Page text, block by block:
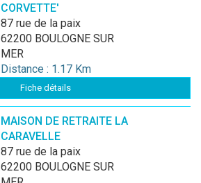
CORVETTE'
87 rue de la paix
62200 BOULOGNE SUR
MER
Distance : 1.17 Km
Fiche détails
MAISON DE RETRAITE LA
CARAVELLE
87 rue de la paix
62200 BOULOGNE SUR